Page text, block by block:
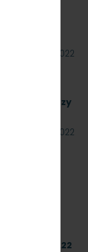
18 lipca 2022
trzy
18 lipca 2022
2
IPS